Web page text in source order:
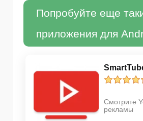
Попробуйте еще
приложения для
Смотрите
рекламы